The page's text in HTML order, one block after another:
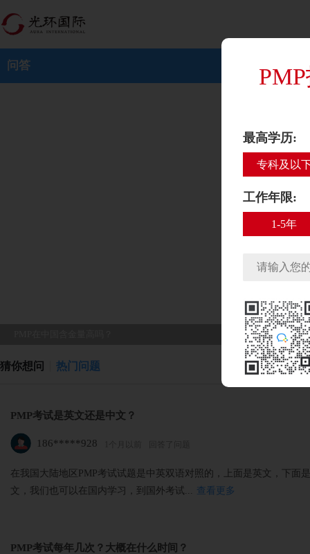
最高学历:
专科及以
工作年限:
1-5年
问答
猜你想问 热门问题
PMP考试是英文还是中文？
186*****928
在我国大陆地区PMP考试试题是中英双语对照的，上面是英文，下面
文，我们也可以在国内学习，到国外考试... 查看更多
PMP考试每年几次？大概在什么时间？